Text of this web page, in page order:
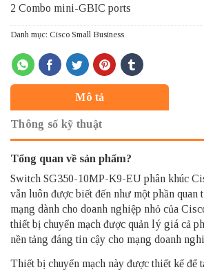
2 Combo mini-GBIC ports
Danh mục: Cisco Small Business
Mô tả
Thông số kỹ thuật
Tổng quan về sản phẩm?
Switch SG350-10MP-K9-EU phân khúc
vẫn luôn được biết đến như một phần quan
mạng dành cho doanh nghiệp nhỏ của
thiết bị chuyển mạch được quản lý giá cả
nền tảng đáng tin cậy cho mạng doanh
Thiết bị chuyển mạch này được thiết kế để